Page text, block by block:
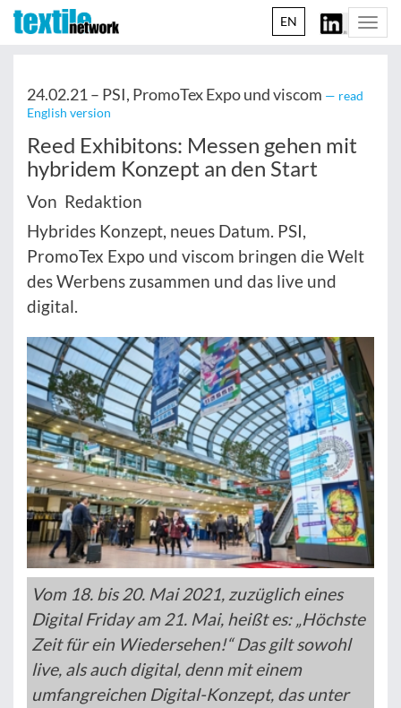
EN
24.02.21 – PSI, PromoTex Expo und viscom — read
English version
Reed Exhibitons: Messen gehen mit
hybridem Konzept an den Start
Von Redaktion
Hybrides Konzept, neues Datum. PSI,
PromoTex Expo und viscom bringen die Welt
des Werbens zusammen und das live und
digital.
Vom 18. bis 20. Mai 2021, zuzüglich eines
Digital Friday am 21. Mai, heißt es: „Höchste
Zeit für ein Wiedersehen!“ Das gilt sowohl
live, als auch digital, denn mit einem
umfangreichen Digital-Konzept, das unter